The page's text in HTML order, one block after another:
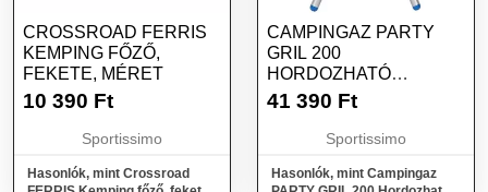
CROSSROAD FERRIS
KEMPING FŐZŐ,
FEKETE, MÉRET
10 390 Ft
Sportissimo
Hasonlók, mint Crossroad
CAMPINGAZ PARTY
GRIL 200
HORDOZHATÓ
GÁZGRILL, KÉK,
41 390 Ft
Sportissimo
Hasonlók, mint Campingaz